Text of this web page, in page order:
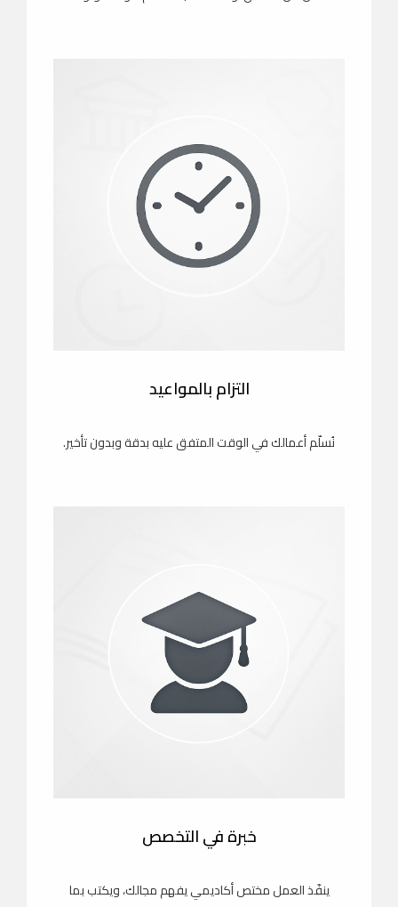
التزام بالمواعيد
نُسلّم أعمالك في الوقت المتفق عليه بدقة وبدون تأخير.
خبرة في التخصص
ينفّذ العمل مختص أكاديمي يفهم مجالك، ويكتب بما